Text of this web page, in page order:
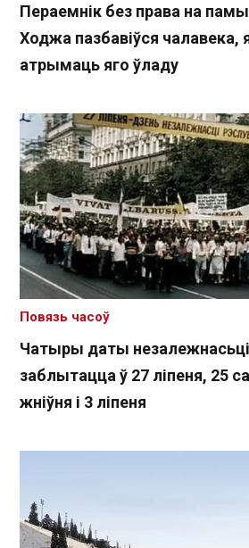
Пераемнік без права на
Ходжа пазбавіўся чалавека,
атрымаць яго ўладу
Чатыры даты
заблытацца ў 27 ліпеня, 25
жніўня і 3 ліпеня
Повязь часоў